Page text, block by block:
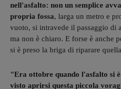
nell'asfalto: non un semplice
propria fossa, larga un metro e
vuoto, si intravede il passaggio di
ma non è chiaro. E forse è anche
si è preso la briga di riparare
"Era ottobre quando l'asfalto si
visto aprirsi questa piccola